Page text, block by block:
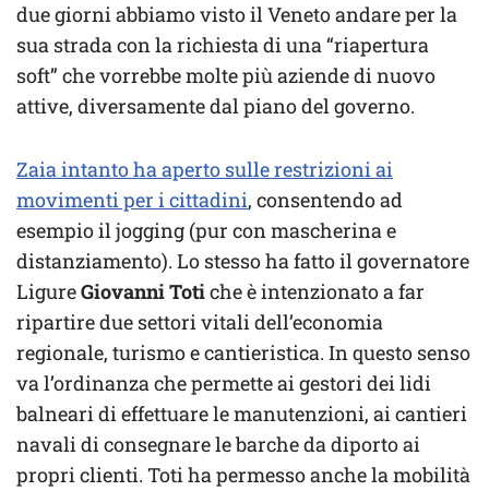
due giorni abbiamo visto il Veneto andare per la
sua strada con la richiesta di una “riapertura
soft” che vorrebbe molte più aziende di nuovo
attive, diversamente dal piano del governo.
Zaia intanto ha aperto sulle restrizioni ai
movimenti per i cittadini, consentendo ad
esempio il jogging (pur con mascherina e
distanziamento). Lo stesso ha fatto il governatore
LigureGiovanni Totiche è intenzionato a far
ripartire due settori vitali dell’economia
regionale, turismo e cantieristica. In questo senso
va l’ordinanza che permette ai gestori dei lidi
balneari di effettuare le manutenzioni, ai cantieri
navali di consegnare le barche da diporto ai
propri clienti. Toti ha permesso anche la mobilità